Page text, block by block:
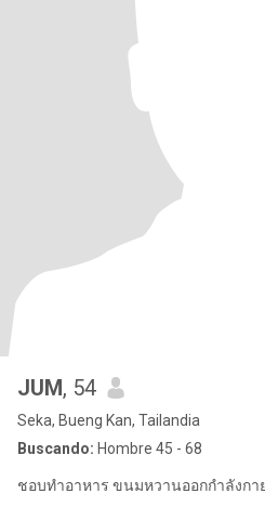
JUM, 54
Seka, Bueng Kan, Tailandia
Buscando: Hombre 45 - 68
ชอบทำอาหาร ขนมหวานออกกำลังก